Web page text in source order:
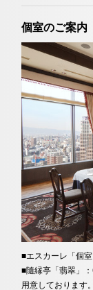
個室のご案内
■エスカーレ「個
■隨縁亭「翡翠」
用意しております。